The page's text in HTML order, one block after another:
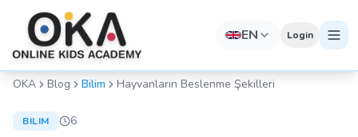
EN Login
OKA Blog Bilim Hayvanların Beslenme Şekilleri
BILIM 6